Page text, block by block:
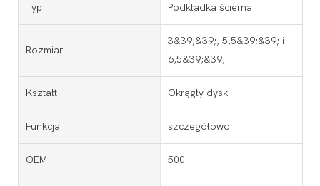
Typ Podkładka ścierna
Rozmiar
3&39;&39;, 5,5&39;&39; i
6,5&39;&39;
Kształt Okrągły dysk
Funkcja szczegółowo
OEM 500